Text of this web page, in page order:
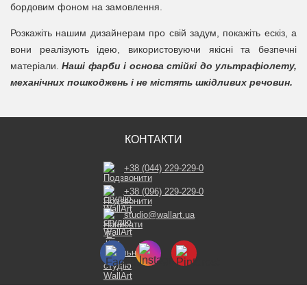
бордовим фоном на замовлення.
Розкажіть нашим дизайнерам про свій задум, покажіть ескіз, а
вони реалізують ідею, використовуючи якісні та безпечні
матеріали. Наші фарби і основа стійкі до ультрафіолету,
механічних пошкоджень і не містять шкідливих речовин.
КОНТАКТИ
+38 (044) 229-229-0
+38 (096) 229-229-0
studio@wallart.ua